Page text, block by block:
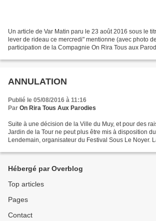
Un article de Var Matin paru le 23 août 2016 sous le
lever de rideau ce mercredi" mentionne (avec photo
participation de la Compagnie On Rira Tous aux
ANNULATION
Publié le 05/08/2016 à 11:16
Par On Rira Tous Aux Parodies
Suite à une décision de la Ville du Muy, et pour des
Jardin de la Tour ne peut plus être mis à disposition
Lendemain, organisateur du Festival Sous Le Noyer.
Hébergé par Overblog
Top articles
Pages
Contact